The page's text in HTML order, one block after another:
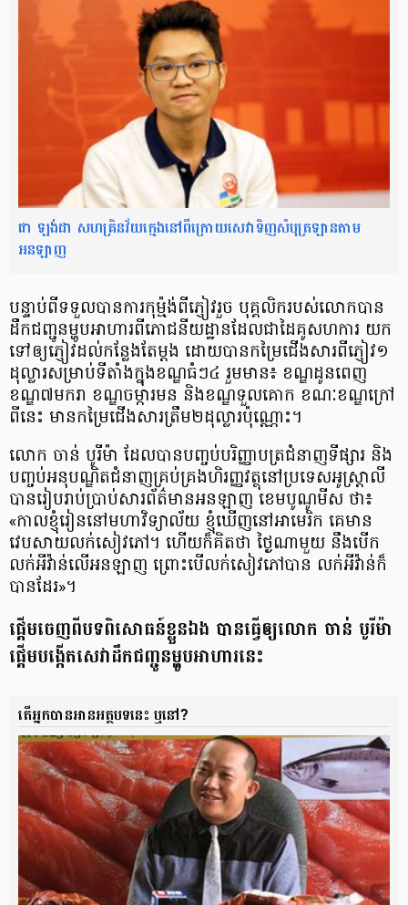
ជា ឡង់ដា សហគ្រិន​វ័យ​ក្មេង​នៅ​ពីក្រោយ​សេវា​ទិញ​​​សំបុត្រ​ឡាន​​តាម​​
អនឡាញ
បន្ទាប់​ពី​ទទួល​បាន​ការ​កុម៉្មង់​ពី​ភ្ញៀវ​រួច បុគ្គលិក​របស់​លោក​បាន​
ដឹក​ជញ្ជូន​ម្ហូប​អាហារ​ពី​ភោជនីយដ្ឋាន​ដែល​ជា​ដៃគូ​សហការ យក​
ទៅ​ឲ្យ​ភ្ញៀវ​ដល់​កន្លែង​តែ​​ម្តង ដោយ​បាន​កម្រៃ​ជើងសារ​ពី​ភ្ញៀវ​១​
ដុល្លារ​សម្រាប់​ទីតាំង​ក្នុង​ខណ្ឌ​ធំៗ​៤ រួមមាន៖ ខណ្ឌ​ដូនពេញ
ខណ្ឌ​៧មករា ខណ្ឌ​ចម្ការមន និង​ខណ្ឌ​ទួលគោក ខណៈ​ខណ្ឌ​ក្រៅ​
ពី​នេះ មាន​កម្រៃ​ជើងសារ​ត្រឹម​២​ដុល្លារ​ប៉ុណ្ណោះ។
លោក ចាន់ បូរីម៉ា ដែល​បាន​បញ្ចប់​បរិញ្ញាបត្រ​ជំនាញ​ទីផ្សារ និង​
បញ្ចប់​អនុបណ្ឌិត​ជំនាញ​គ្រប់គ្រង​ហិរញ្ញ​វត្ថុ​នៅ​ប្រទេស​អូស្រ្តាលី
បាន​រៀបរាប់​ប្រាប់​សារព័ត៌មាន​អនឡាញ ខេមបូណូមីស ថា៖
«កាល​ខ្ញុំ​រៀន​នៅ​មហា​វិទ្យាល័យ ខ្ញុំ​ឃើញ​នៅ​អាមេរិក គេ​មាន​
វេបសាយ​លក់​សៀវភៅ។ ហើយ​ក៏​គិត​ថា ថ្ងៃ​ណា​មួយ នឹង​បើក​
លក់​អីវ៉ាន់​លើ​អនឡាញ ព្រោះ​បើ​លក់​សៀវភៅ​បាន លក់​អីវ៉ាន់​ក៏​
បាន​ដែរ»។
ផ្តើម​ចេញ​ពី​បទ​ពិសោធន៍​ខ្លួន​ឯង បាន​ធ្វើ​ឲ្យ​លោក ចាន់ បូរីម៉ា
ផ្តើម​បង្កើត​សេវា​ដឹកជញ្ជូន​ម្ហូប​អាហារ​នេះ
តើ​អ្នក​បាន​អាន​អត្ថបទ​នេះ ឬនៅ?